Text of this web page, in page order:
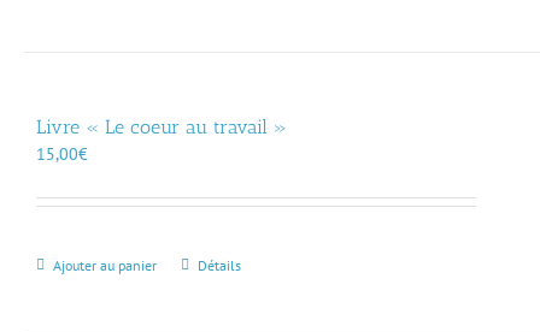
Livre « Le coeur au travail »
15,00€
Ajouter au panier Détails